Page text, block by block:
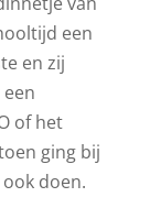
een
en zij
of het
ging bij
doen.